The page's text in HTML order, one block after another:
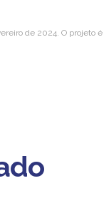
de 2024. O projeto é